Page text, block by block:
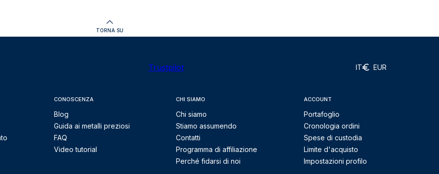
TORNA SU
Trustpilot IT EUR
CONOSCENZA
Blog
Guida ai metalli preziosi
FAQ
Video tutorial
CHI SIAMO
Chi siamo
Stiamo assumendo
Contatti
Programma di affiliazione
Perché fidarsi di noi
ACCOUNT
Portafoglio
Cronologia ordini
Spese di custodia
Limite d'acquisto
Impostazioni profilo